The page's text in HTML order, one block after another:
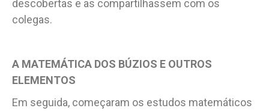
descobertas e as compartilhassem com os
colegas.
A MATEMÁTICA DOS BÚZIOS E OUTROS
ELEMENTOS
Em seguida, começaram os estudos matemáticos